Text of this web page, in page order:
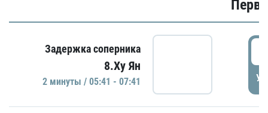
Задержка соперника
8.Ху Ян
2 минуты / 05:41 - 07:41